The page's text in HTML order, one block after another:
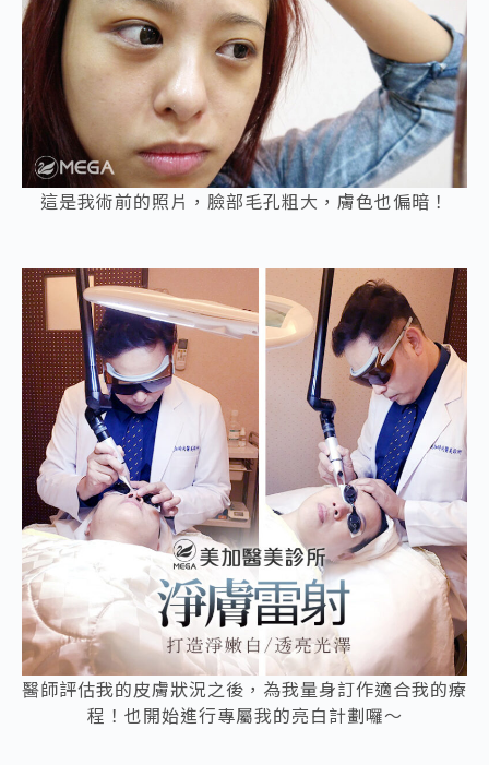
這是我術前的照片，臉部毛孔粗大，膚色也偏暗！
醫師評估我的皮膚狀況之後，為我量身訂作適合我的療
程！也開始進行專屬我的亮白計劃囉～